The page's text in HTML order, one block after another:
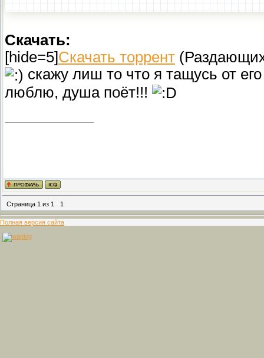
Скачать:
[hide=5]Скачать торрент
скажу лиш то что я тащусь от
люблю, душа поёт!!!
Страница 1 из 1 1
Полная версия сайта